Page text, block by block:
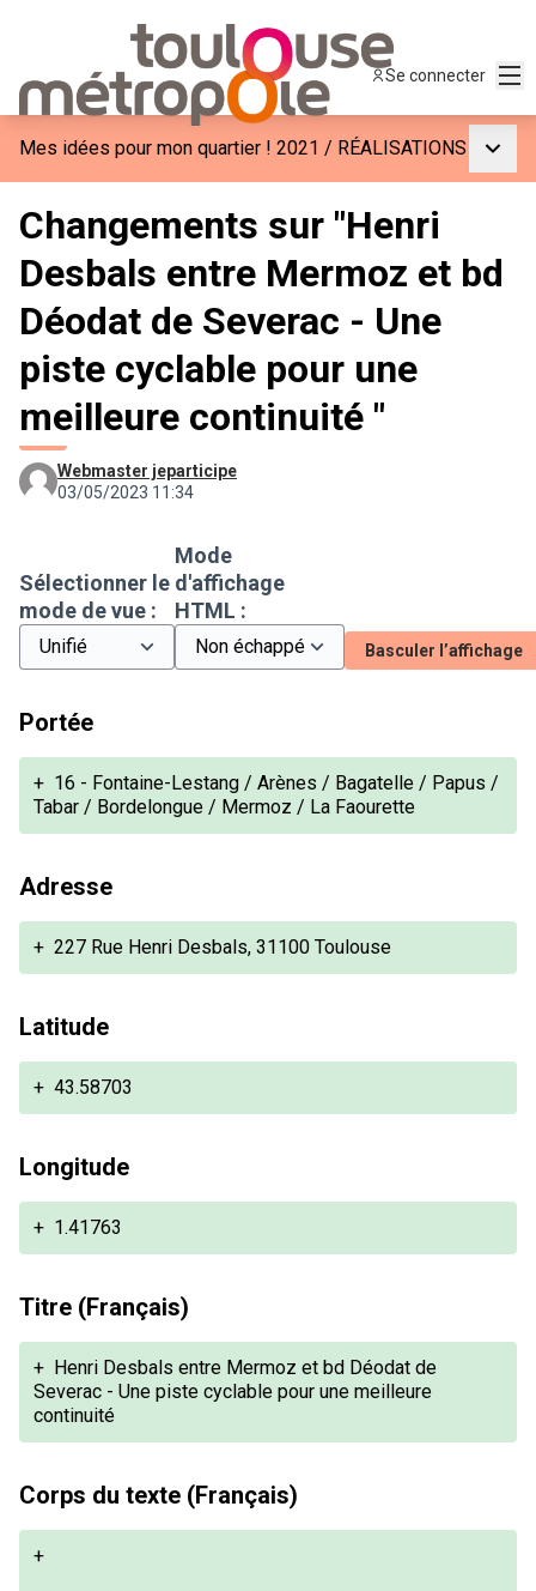
Se connecter
Mes idées pour mon quartier ! 2021 / RÉALISATIONS
Changements sur "Henri
Desbals entre Mermoz et bd
Déodat de Severac - Une
piste cyclable pour une
meilleure continuité "
Webmaster jeparticipe
03/05/2023 11:34
Sélectionner le
mode de vue :
Mode
d'affichage
HTML :
Basculer l’affichage
Portée
+ 16 - Fontaine-Lestang / Arènes / Bagatelle / Papus /
Tabar / Bordelongue / Mermoz / La Faourette
Adresse
+ 227 Rue Henri Desbals, 31100 Toulouse
Latitude
+ 43.58703
Longitude
+ 1.41763
Titre (Français)
+ Henri Desbals entre Mermoz et bd Déodat de
Severac - Une piste cyclable pour une meilleure
continuité
Corps du texte (Français)
+